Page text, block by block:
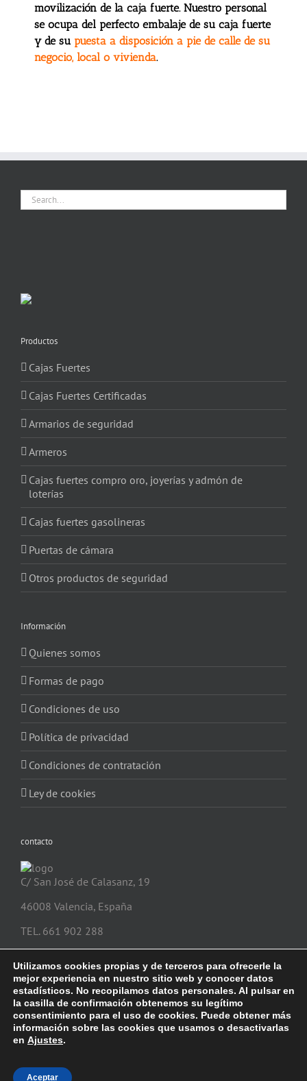
movilización de la caja fuerte. Nuestro personal
se ocupa del perfecto embalaje de su caja fuerte
y de su puesta a disposición a pie de calle de su
negocio, local o vivienda.
Productos
Cajas Fuertes
Cajas Fuertes Certificadas
Armarios de seguridad
Armeros
Cajas fuertes compro oro, joyerías y admón de
loterías
Cajas fuertes gasolineras
Puertas de cámara
Otros productos de seguridad
Información
Quienes somos
Formas de pago
Condiciones de uso
Política de privacidad
Condiciones de contratación
Ley de cookies
contacto
C/ San José de Calasanz, 19
46008 Valencia, España
TEL. 661 902 288
Copyright 2017 Safeone Cajas Fuertes | Todos los derechos reservados
Utilizamos cookies propias y de terceros para ofrecerle la
mejor experiencia en nuestro sitio web y conocer datos
estadísticos. No recopilamos datos personales. Al pulsar en
la casilla de confirmación obtenemos su legítimo
consentimiento para el uso de cookies. Puede obtener más
información sobre las cookies que usamos o desactivarlas
en Ajustes.
Aceptar